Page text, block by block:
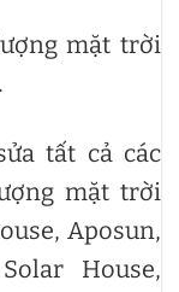
mặt trời
tất cả các
mặt trời
Aposun,
House,